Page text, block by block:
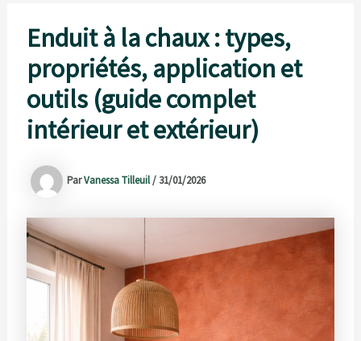
Enduit à la chaux : types,
propriétés, application et
outils (guide complet
intérieur et extérieur)
ParVanessa Tilleuil/ 31/01/2026